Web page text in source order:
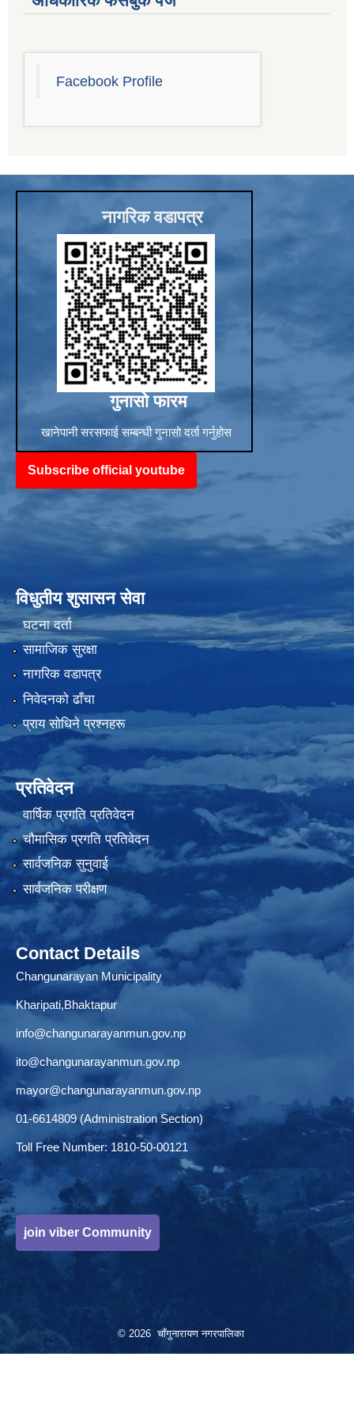
Facebook Profile
नागरिक वडापत्र
गुनासो फारम
खानेपानी सरसफाई सम्बन्धी गुनासो दर्ता गर्नुहोस
Subscribe official youtube
विधुतीय शुसासन सेवा
घटना दर्ता
सामाजिक सुरक्षा
नागरिक वडापत्र
निवेदनको ढाँचा
प्राय साेधिने प्रश्नहरू
प्रतिवेदन
वार्षिक प्रगति प्रतिवेदन
चौमासिक प्रगति प्रतिवेदन
सार्वजनिक सुनुवाई
सार्वजनिक परीक्षण
Contact Details
Changunarayan Municipality
Kharipati,Bhaktapur
info@changunarayanmun.gov.np
ito@changunarayanmun.gov.np
mayor@changunarayanmun.gov.np
01-6614809 (Administration Section)
Toll Free Number: 1810-50-00121
join viber Community
© 2026 चाँगुनारायण नगरपालिका